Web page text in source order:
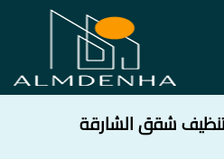
شقق الشارقة